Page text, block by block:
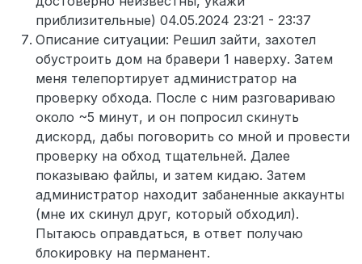
приблизительные) 04.05.2024 23:21 - 23:37
Описание ситуации: Решил зайти, захотел
обустроить дом на бравери 1 наверху. Затем
меня телепортирует администратор на
проверку обхода. После с ним разговариваю
около ~5 минут, и он попросил скинуть
дискорд, дабы поговорить со мной и провести
проверку на обход тщательней. Далее
показываю файлы, и затем кидаю. Затем
администратор находит забаненные аккаунты
(мне их скинул друг, который обходил).
Пытаюсь оправдаться, в ответ получаю
блокировку на перманент.